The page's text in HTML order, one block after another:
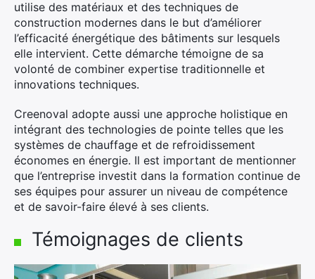
utilise des matériaux et des techniques de
construction modernes dans le but d’améliorer
l’efficacité énergétique des bâtiments sur lesquels
elle intervient. Cette démarche témoigne de sa
volonté de combiner expertise traditionnelle et
innovations techniques.
Creenoval adopte aussi une approche holistique en
intégrant des technologies de pointe telles que les
systèmes de chauffage et de refroidissement
économes en énergie. Il est important de mentionner
que l’entreprise investit dans la formation continue de
ses équipes pour assurer un niveau de compétence
et de savoir-faire élevé à ses clients.
Témoignages de clients
×
Rechercher
: